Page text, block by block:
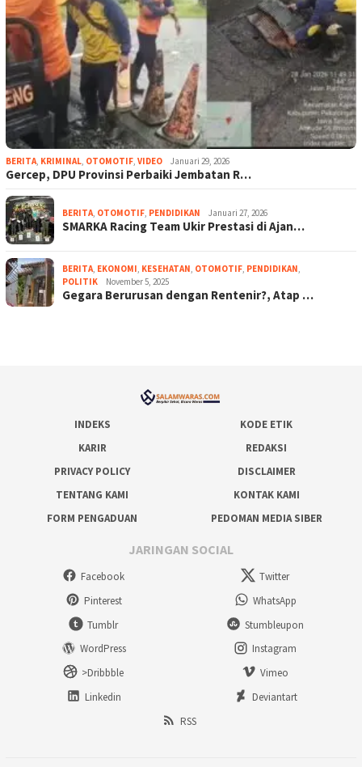
BERITA, KRIMINAL, OTOMOTIF, VIDEO Januari 29, 2026
Gercep, DPU Provinsi Perbaiki Jembatan R…
BERITA, OTOMOTIF, PENDIDIKAN Januari 27, 2026
SMARKA Racing Team Ukir Prestasi di Ajan…
BERITA, EKONOMI, KESEHATAN, OTOMOTIF, PENDIDIKAN,
POLITIK
November 5, 2025
Gegara Berurusan dengan Rentenir?, Atap …
INDEKS
KODE ETIK
KARIR
REDAKSI
PRIVACY POLICY
DISCLAIMER
TENTANG KAMI
KONTAK KAMI
FORM PENGADUAN
PEDOMAN MEDIA SIBER
JARINGAN SOCIAL
Facebook
Twitter
Pinterest
WhatsApp
Tumblr
Stumbleupon
WordPress
Instagram
>Dribbble
Vimeo
Linkedin
Deviantart
RSS